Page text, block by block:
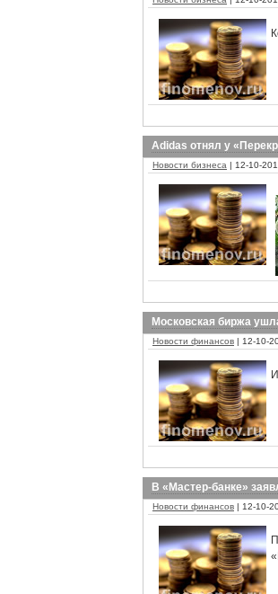
Adidas отнял у
Новости бизнеса | 12-10-
Московская биржа
Новости финансов | 12-10-
В «Мастер-банке»
Новости финансов | 12-10-